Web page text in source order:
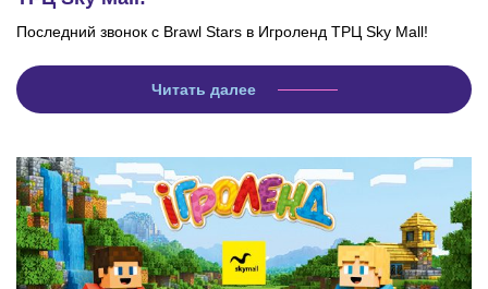
Последний звонок с Brawl Stars в Игроленд ТРЦ Sky Mall!
Читать далее